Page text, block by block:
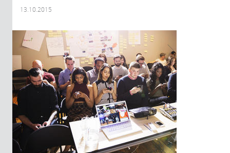
13.10.2015